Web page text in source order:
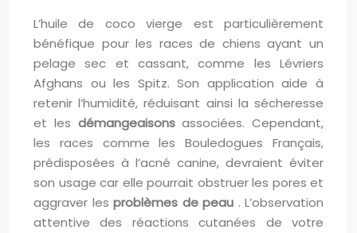
L’huile de coco vierge est particulièrement
bénéfique pour les races de chiens ayant un
pelage sec et cassant, comme les Lévriers
Afghans ou les Spitz. Son application aide à
retenir l’humidité, réduisant ainsi la sécheresse
et les démangeaisonsassociées. Cependant,
les races comme les Bouledogues Français,
prédisposées à l’acné canine, devraient éviter
son usage car elle pourrait obstruer les pores et
aggraver les problèmes de peau . L’observation
attentive des réactions cutanées de votre